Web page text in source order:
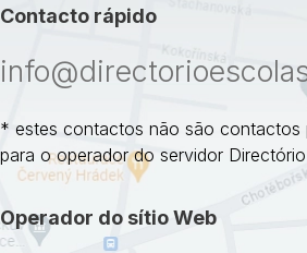
Contacto rápido
* estes contactos não são contactos
para o operador do servidor
Operador do sítio Web